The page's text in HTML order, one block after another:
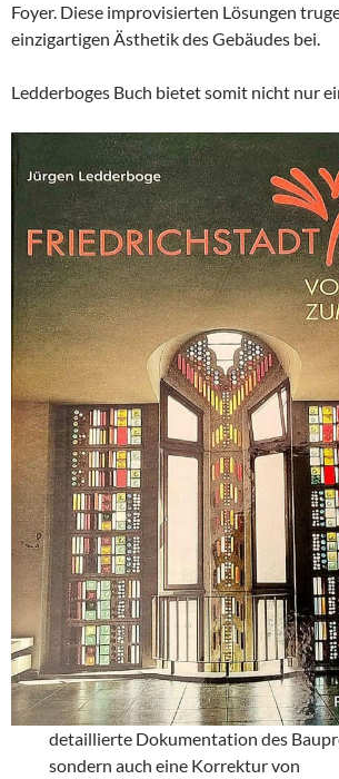
Foyer. Diese improvisierten Lösungen
einzigartigen Ästhetik des Gebäudes bei.
Ledderboges Buch bietet somit nicht nur
detaillierte Dokumentation des
sondern auch eine Korrektur von